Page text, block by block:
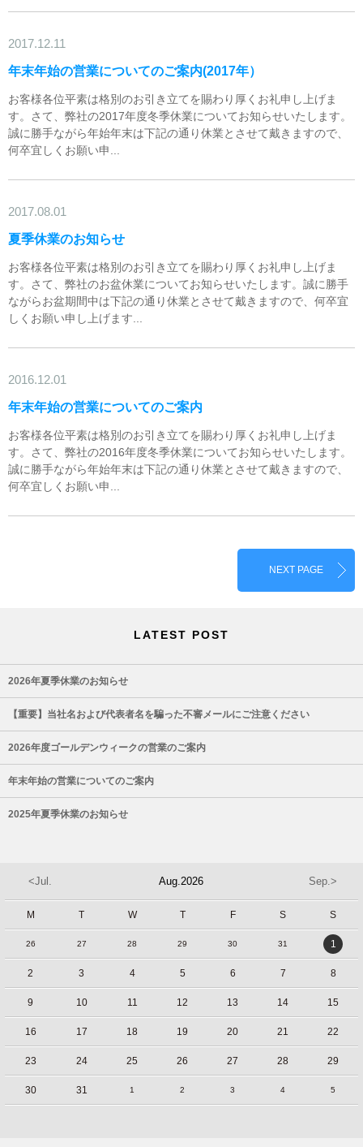
2017.12.11
年末年始の営業についてのご案内(2017年）
お客様各位平素は格別のお引き立てを賜わり厚くお礼申し上げま
す。さて、弊社の2017年度冬季休業についてお知らせいたします。
誠に勝手ながら年始年末は下記の通り休業とさせて戴きますので、
何卒宜しくお願い申...
2017.08.01
夏季休業のお知らせ
お客様各位平素は格別のお引き立てを賜わり厚くお礼申し上げま
す。さて、弊社のお盆休業についてお知らせいたします。誠に勝手
ながらお盆期間中は下記の通り休業とさせて戴きますので、何卒宜
しくお願い申し上げます...
2016.12.01
年末年始の営業についてのご案内
お客様各位平素は格別のお引き立てを賜わり厚くお礼申し上げま
す。さて、弊社の2016年度冬季休業についてお知らせいたします。
誠に勝手ながら年始年末は下記の通り休業とさせて戴きますので、
何卒宜しくお願い申...
NEXT PAGE
LATEST POST
2026年夏季休業のお知らせ
【重要】当社名および代表者名を騙った不審メールにご注意ください
2026年度ゴールデンウィークの営業のご案内
年末年始の営業についてのご案内
2025年夏季休業のお知らせ
<Jul. Aug.2026 Sep.>
M T W T F S S
26 27 28 29 30 31 1
2 3 4 5 6 7 8
9 10 11 12 13 14 15
16 17 18 19 20 21 22
23 24 25 26 27 28 29
30 31 1 2 3 4 5